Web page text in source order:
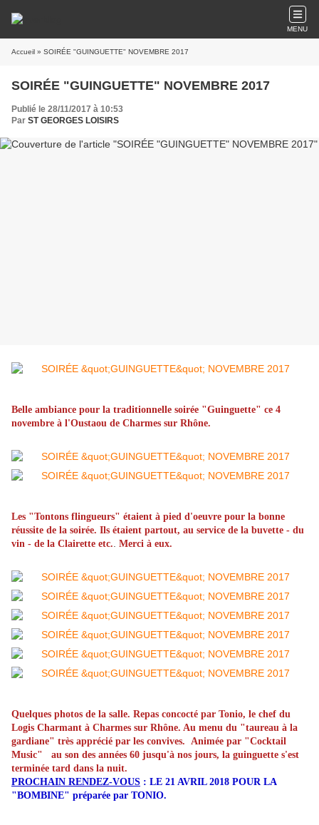
MENU
Accueil » SOIRÉE "GUINGUETTE" NOVEMBRE 2017
SOIRÉE "GUINGUETTE" NOVEMBRE 2017
Publié le 28/11/2017 à 10:53
Par ST GEORGES LOISIRS
Belle ambiance pour la traditionnelle soirée "Guinguette" ce 4
novembre à l'Oustaou de Charmes sur Rhône.
Les "Tontons flingueurs" étaient à pied d'oeuvre pour la bonne
réussite de la soirée. Ils étaient partout, au service de la buvette - du
vin - de la Clairette etc. Merci à eux.
Quelques photos de la salle. Repas concocté par Tonio, le chef du
Logis Charmant à Charmes sur Rhône. Au menu du "taureau à la
gardiane" très apprécié par les convives. Animée par "Cocktail
Music"
au son des années 60 jusqu'à nos jours, la guinguette s'est
terminée tard dans la nuit.
PROCHAIN RENDEZ-VOUS : LE 21 AVRIL 2018 POUR LA
"BOMBINE" préparée par TONIO.